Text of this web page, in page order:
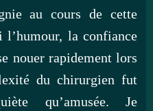
au cours de cette
la confiance
nouer rapidement lors
du chirurgien fut
qu’amusée. Je